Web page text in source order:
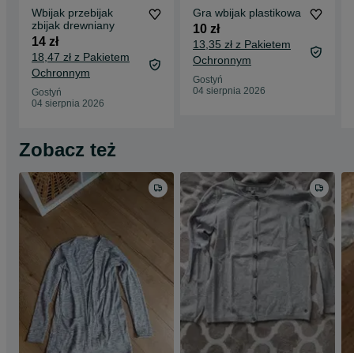
Wbijak przebijak
zbijak drewniany
14 zł
18,47 zł z Pakietem
Ochronnym
Gostyń
04 sierpnia 2026
Gra wbijak plastikowa
10 zł
13,35 zł z Pakietem
Ochronnym
Gostyń
04 sierpnia 2026
Zobacz też